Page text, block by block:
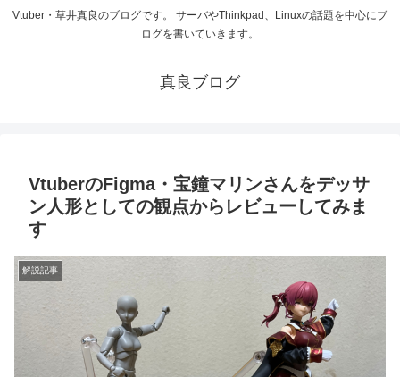
Vtuber・草井真良のブログです。 サーバやThinkpad、Linuxの話題を中心にブ
ログを書いていきます。
真良ブログ
VtuberのFigma・宝鐘マリンさんをデッサ
ン人形としての観点からレビューしてみま
す
解説記事